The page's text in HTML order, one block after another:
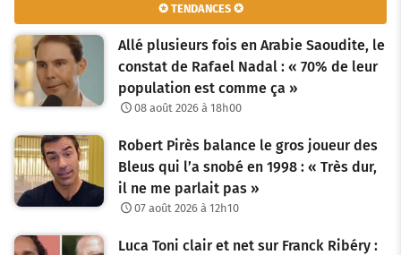
✪ TENDANCES ✪
Allé plusieurs fois en Arabie Saoudite, le
constat de Rafael Nadal : « 70% de leur
population est comme ça »
08 août 2026 à 18h00
Robert Pirès balance le gros joueur des
Bleus qui l’a snobé en 1998 : « Très dur,
il ne me parlait pas »
07 août 2026 à 12h10
Luca Toni clair et net sur Franck Ribéry :